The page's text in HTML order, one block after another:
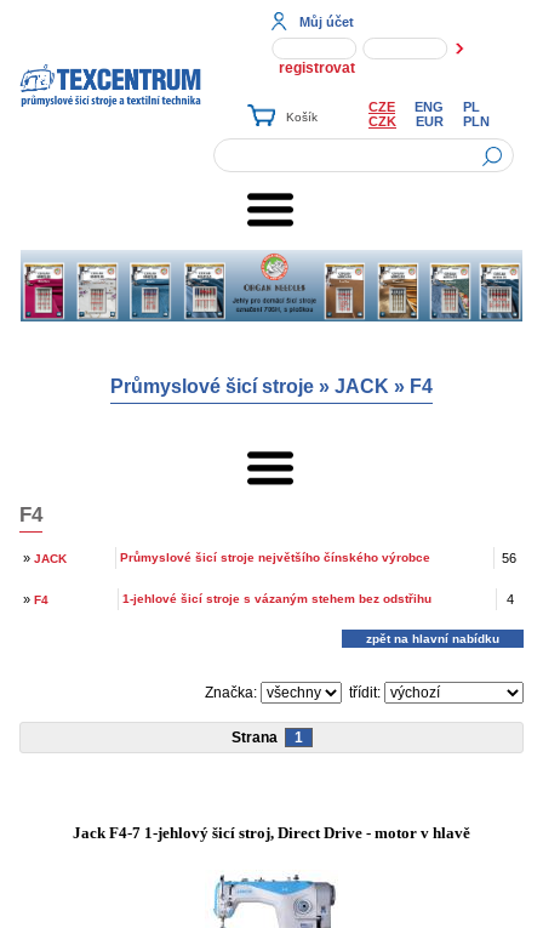
Můj účet
registrovat
CZE ENG
PL
CZK
EUR PLN
Průmyslové šicí stroje » JACK » F4
F4
» JACK Průmyslové šicí stroje největšího čínského výrobce 56
» F4 1-jehlové šicí stroje s vázaným stehem bez odstřihu 4
zpět na hlavní nabídku
třídit:
Značka:
Strana 1
Jack F4-7 1-jehlový šicí stroj, Direct Drive - motor v hlavě